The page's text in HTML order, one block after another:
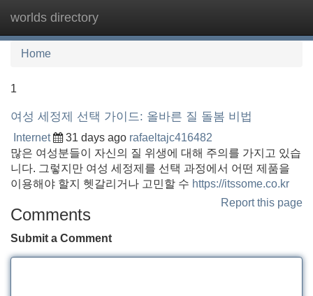
worlds directory
Home
1
여성 세정제 선택 가이드: 올바른 질 돌봄 비법
Internet 31 days ago rafaeltajc416482
많은 여성분들이 자신의 질 위생에 대해 주의를 가지고 있습
니다. 그렇지만 여성 세정제를 선택 과정에서 어떤 제품을
이용해야 할지 헷갈리거나 고민할 수 https://itssome.co.kr
Report this page
Comments
Submit a Comment